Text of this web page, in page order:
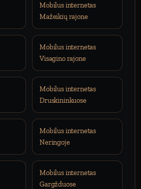
Mobilus internetas
Mažeikių rajone
Mobilus internetas
Visagino rajone
Mobilus internetas
Druskininkuose
Mobilus internetas
Neringoje
Mobilus internetas
Gargžduose